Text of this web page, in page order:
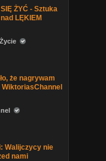
ŻYĆ - Sztuka
LĘKIEM
że nagrywam
Walijczycy nie
nami